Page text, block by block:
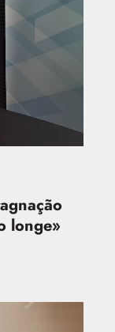
longe»